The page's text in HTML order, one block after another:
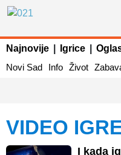
Najnovije Igrice
Novi Sad
Info Život
VIDEO
I kada